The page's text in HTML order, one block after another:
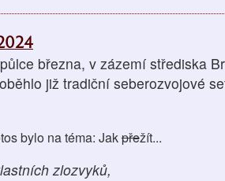
března, v zázemí střediska
již tradiční seberozvojové
bylo na téma: Jakpřežít...
zlozvyků,